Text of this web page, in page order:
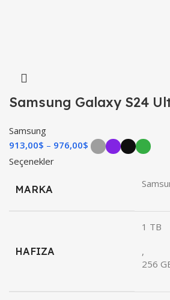
Samsung Galaxy S24
Samsung
913,00$ – 976,00$
Seçenekler
MARKA
HAFIZA
1 TB
,
256